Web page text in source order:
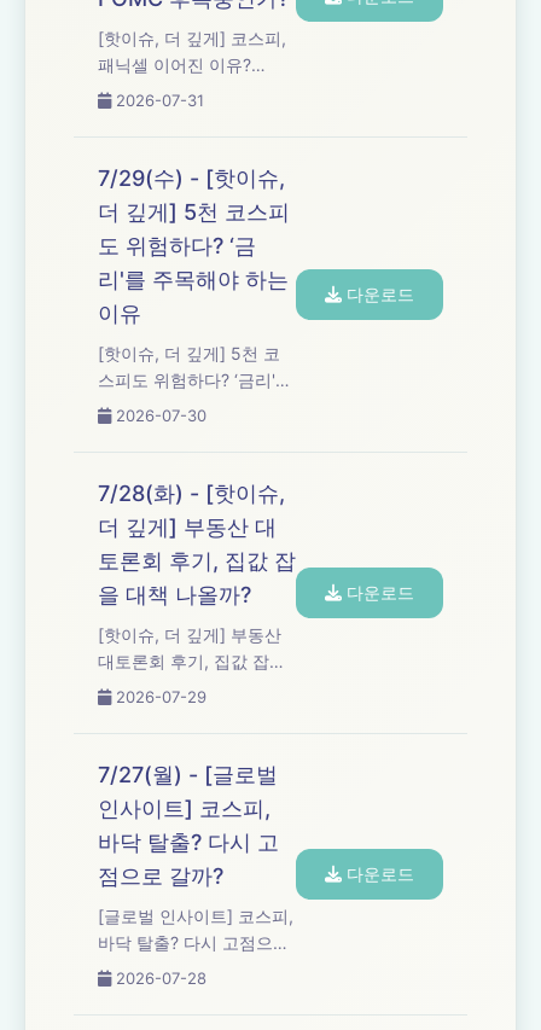
[핫이슈, 더 깊게] 코스피,
패닉셀 이어진 이유?
FOMC 후폭풍인가?
2026-07-31
7/29(수) - [핫이슈,
더 깊게] 5천 코스피
도 위험하다? ‘금
리'를 주목해야 하는
이유
[핫이슈, 더 깊게] 5천 코
스피도 위험하다? ‘금리'를
주목해야 하는 이유
2026-07-30
다운로드
7/28(화) - [핫이슈,
더 깊게] 부동산 대
토론회 후기, 집값 잡
을 대책 나올까?
[핫이슈, 더 깊게] 부동산
대토론회 후기, 집값 잡을
대책 나올까?
2026-07-29
다운로드
7/27(월) - [글로벌
인사이트] 코스피,
바닥 탈출? 다시 고
점으로 갈까?
[글로벌 인사이트] 코스피,
바닥 탈출? 다시 고점으로
갈까?
2026-07-28
다운로드